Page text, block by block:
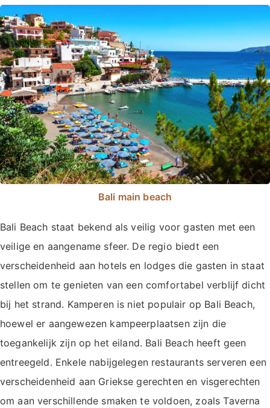
Bali main beach
Bali Beach staat bekend als veilig voor gasten met een
veilige en aangename sfeer. De regio biedt een
verscheidenheid aan hotels en lodges die gasten in staat
stellen om te genieten van een comfortabel verblijf dicht
bij het strand. Kamperen is niet populair op Bali Beach,
hoewel er aangewezen kampeerplaatsen zijn die
toegankelijk zijn op het eiland. Bali Beach heeft geen
entreegeld. Enkele nabijgelegen restaurants serveren een
verscheidenheid aan Griekse gerechten en visgerechten
om aan verschillende smaken te voldoen, zoals Taverna